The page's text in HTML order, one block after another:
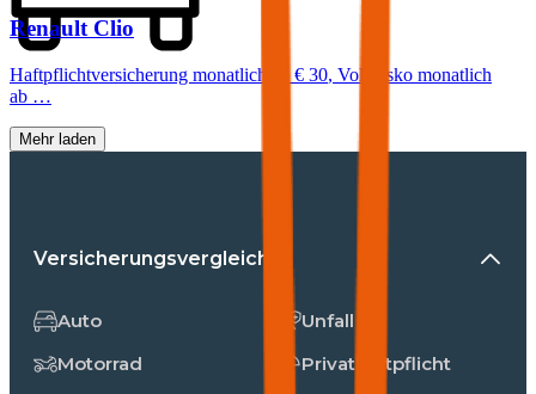
Renault Clio
Haftpflichtversicherung monatlich ab € 30, Vollkasko monatlich
ab …
Mehr laden
Versicherungsvergleiche
Auto
Motorrad
Unfall
Privathaftpflicht